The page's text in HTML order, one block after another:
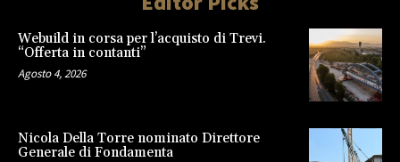
Webuild in corsa per l’acquisto di Trevi.
“Offerta in contanti”
Agosto 4, 2026
Nicola Della Torre nominato Direttore
Generale di Fondamenta